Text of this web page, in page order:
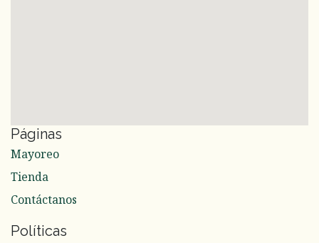
Páginas
Mayoreo
Tienda
Contáctanos
Políticas